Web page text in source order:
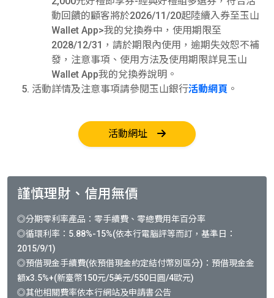
動回饋的顧客將於2026/11/20起陸續入券至玉山
Wallet App>我的兌換券中，使用期限至
2028/12/31，請於期限內使用，逾期失效恕不補
發，注意事項、使用方法及使用期限詳見玉山
Wallet App我的兌換券說明。
活動詳情及注意事項請參閱玉山銀行活動網頁 。
活動網址
謹慎理財、信用無價
◎分期零利率產品：零手續費、零總費用年百分率
◎循環利率：5.88%-15%(依本行電腦評等而訂，基準日：
2015/9/1)
◎預借現金手續費(依預借現金約定結付幣別區分)：預借現金金
額x3.5%+(新臺幣150元/5美元/550日圓/4歐元)
◎其他相關費率依本行網站及申請書公告